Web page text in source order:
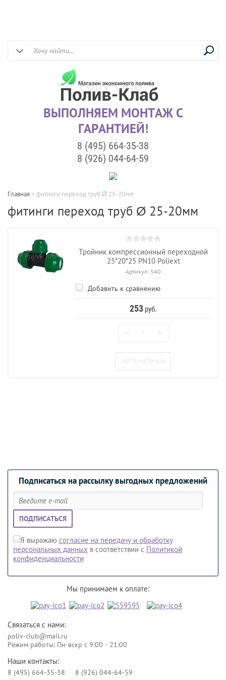
ВЫПОЛНЯЕМ МОНТАЖ С
ГАРАНТИЕЙ!
8 (495) 664-35-38
8 (926) 044-64-59
Главная > фитинги переход труб Ø 25-20мм
фитинги переход труб Ø 25-20мм
Тройник компрессионный переходной
25*20*25 PN10 Poliext
Артикул: 540
Добавить к сравнению
253 руб.
НЕТ В НАЛИЧИИ
Подписаться на рассылку выгодных предложений
Я выражаю согласие на передачу и обработку
персональных данных в соответствии с Политикой
конфиденциальности
ПОДПИСАТЬСЯ
Мы принимаем к оплате:
Связаться с нами:
poliv-club@mail.ru
Режим работы: Пн-вскр с 9:00 - 21:00
Наши контакты:
8 (495) 664-35-38 8 (926) 044-64-59